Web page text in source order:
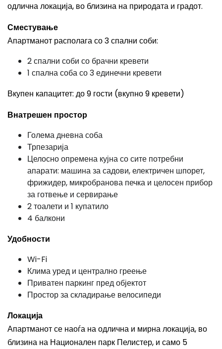
одлична локација, во близина на природата и градот.
Сместување
Апартманот располага со 3 спални соби:
2 спални соби со брачни кревети
1 спална соба со 3 единечни кревети
Вкупен капацитет: до 9 гости (вкупно 9 кревети)
Внатрешен простор
Голема дневна соба
Трпезарија
Целосно опремена кујна со сите потребни
апарати: машина за садови, електричен шпорет,
фрижидер, микробранова печка и целосен прибор
за готвење и сервирање
2 тоалети и 1 купатило
4 балкони
Удобности
Wi-Fi
Клима уред и централно греење
Приватен паркинг пред објектот
Простор за складирање велосипеди
Локација
Апартманот се наоѓа на одлична и мирна локација, во
близина на Национален парк Пелистер, и само 5